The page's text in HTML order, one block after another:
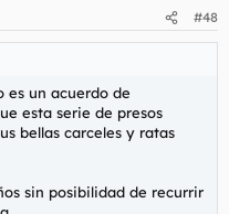
#48
es un acuerdo de
esta serie de presos
bellas carceles y ratas
sin posibilidad de recurrir